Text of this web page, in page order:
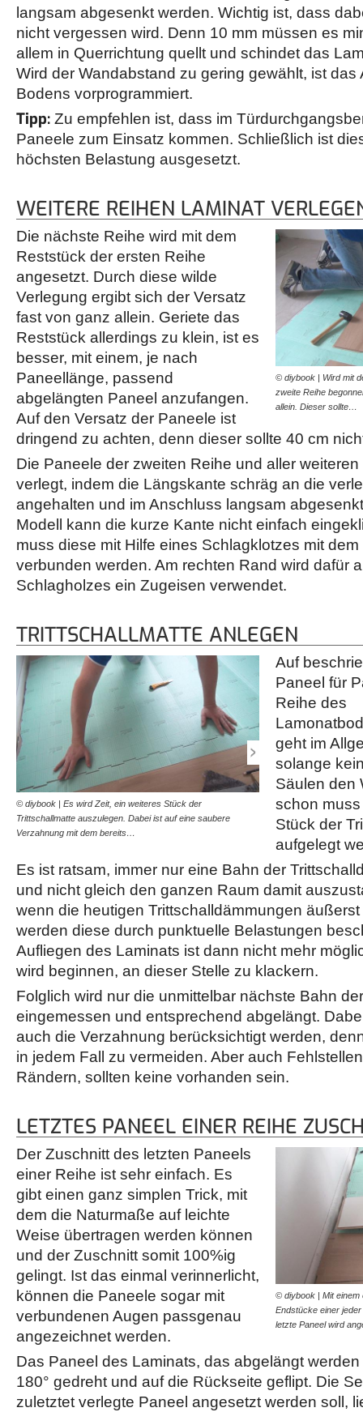
langsam abgesenkt werden. Wichtig ist, dass
nicht vergessen wird. Denn 10 mm müssen es
allem in Querrichtung quellt und schindet das
Wird der Wandabstand zu gering gewählt, ist das
Bodens vorprogrammiert.
Tipp: Zu empfehlen ist, dass im
Paneele zum Einsatz kommen. Schließlich ist
höchsten Belastung ausgesetzt.
WEITERE REIHEN LAMINAT
© diybook | Wird mit
zweite Reihe
allein. Dieser sollte…
Die nächste Reihe wird mit dem
Reststück der ersten Reihe
angesetzt. Durch diese wilde
Verlegung ergibt sich der Versatz
fast von ganz allein. Geriete das
Reststück allerdings zu klein, ist es
besser, mit einem, je nach
Paneellänge, passend
abgelängten Paneel anzufangen.
Auf den Versatz der Paneele ist
dringend zu achten, denn dieser sollte 40 cm
Die Paneele der zweiten Reihe und aller
verlegt, indem die Längskante schräg an die
angehalten und im Anschluss langsam
Modell kann die kurze Kante nicht einfach
muss diese mit Hilfe eines Schlagklotzes mit
verbunden werden. Am rechten Rand wird dafür
Schlagholzes ein Zugeisen verwendet.
TRITTSCHALLMATTE ANLEGEN
© diybook | Es wird Zeit, ein weiteres Stück der
Trittschallmatte auszulegen. Dabei ist auf eine saubere
Verzahnung mit dem bereits…
© diybook | Die
Cutter zuschneiden, was
Sie sollte aber…
Auf
Paneel für
Reihe des
geht im
solange
Säulen den
schon
Stück der
aufgelegt
Es ist ratsam, immer nur eine Bahn der
und nicht gleich den ganzen Raum damit
wenn die heutigen Trittschalldämmungen
werden diese durch punktuelle Belastungen
Aufliegen des Laminats ist dann nicht mehr
wird beginnen, an dieser Stelle zu klackern.
Folglich wird nur die unmittelbar nächste Bahn
eingemessen und entsprechend abgelängt.
auch die Verzahnung berücksichtigt werden,
in jedem Fall zu vermeiden. Aber auch
Rändern, sollten keine vorhanden sein.
LETZTES PANEEL EINER REIHE
© diybook | Mit einem
Endstücke einer
letzte Paneel wird
Der Zuschnitt des letzten Paneels
einer Reihe ist sehr einfach. Es
gibt einen ganz simplen Trick, mit
dem die Naturmaße auf leichte
Weise übertragen werden können
und der Zuschnitt somit 100%ig
gelingt. Ist das einmal verinnerlicht,
können die Paneele sogar mit
verbundenen Augen passgenau
angezeichnet werden.
Das Paneel des Laminats, das abgelängt
180° gedreht und auf die Rückseite geflipt. Die
zuletztet verlegte Paneel angesetzt werden soll,